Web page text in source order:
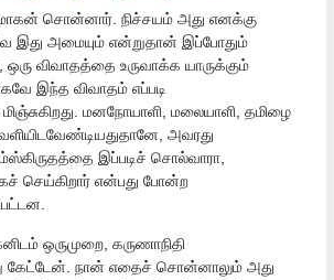
சொன்னார். நிச்சயம் அது எனக்கு
இது அமையும் என்றுதான் இப்போதும்
விவாதத்தை உருவாக்க யாருக்கும்
இந்த விவாதம் எப்படி
மனநோயாளி, மலையாளி, தமிழை
அவரது
இப்படிச் சொல்வாரா,
செய்கிறார் என்பது போன்ற
ஒருமுறை, கருணாநிதி
கேட்டேன். நான் எதைச் சொன்னாலும் அது